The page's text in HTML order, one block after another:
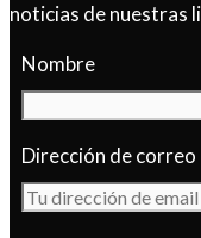
noticias de nuestras
Nombre
Dirección de